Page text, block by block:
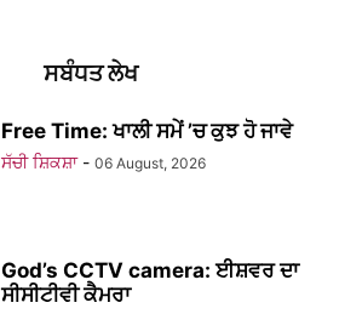
ਸਬੰਧਤ ਲੇਖ
Free Time: ਖਾਲੀ ਸਮੇਂ ’ਚ ਕੁਝ ਹੋ ਜਾਵੇ
ਸੱਚੀ ਸ਼ਿਕਸ਼ਾ - 06 August, 2026
God’s CCTV camera: ਈਸ਼ਵਰ ਦਾ
ਸੀਸੀਟੀਵੀ ਕੈਮਰਾ